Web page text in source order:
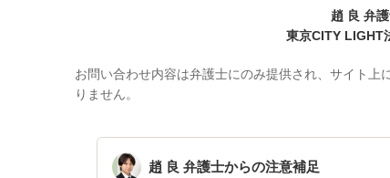
趙 良 弁
東京CITY LIGHT
お問い合わせ内容は弁護士にのみ提供され、サイト上
りません。
趙 良 弁護士からの注意補足